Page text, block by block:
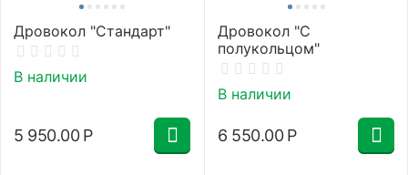
Дровокол "Стандарт"
В наличии
5 950.00 Р
Дровокол "С
полукольцом"
В наличии
6 550.00 Р